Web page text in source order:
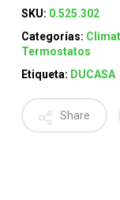
SKU: 0.525.302
Categorías:
Termostatos
Etiqueta: DUCASA
Share